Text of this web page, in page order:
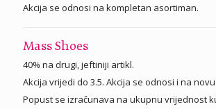
Akcija se odnosi na kompletan asortiman.
Mass Shoes
40% na drugi, jeftiniji artikl.
Akcija vrijedi do 3.5. Akcija se odnosi i na
Popust se izračunava na ukupnu vrijednost